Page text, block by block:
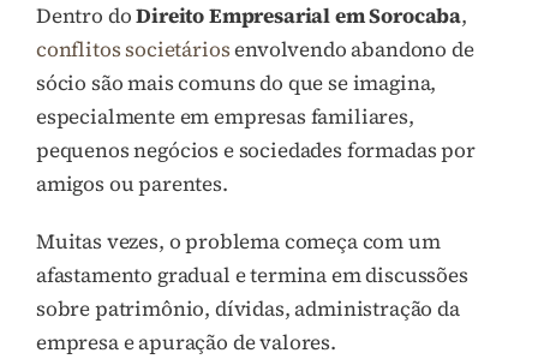
Dentro doDireito Empresarial em Sorocaba,
conflitos societáriosenvolvendo abandono de
sócio são mais comuns do que se imagina,
especialmente em empresas familiares,
pequenos negócios e sociedades formadas por
amigos ou parentes.
Muitas vezes, o problema começa com um
afastamento gradual e termina em discussões
sobre patrimônio, dívidas, administração da
empresa e apuração de valores.